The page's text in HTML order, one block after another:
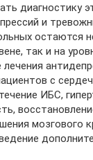
диагностику
и
остаются
так и на
лечения
с
ИБС,
мозгового